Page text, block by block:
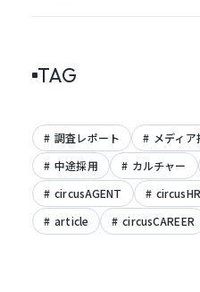
TAG
調査レポート メディア
中途採用
カルチャー
circusAGENT
circusHR
article
circusCAREER